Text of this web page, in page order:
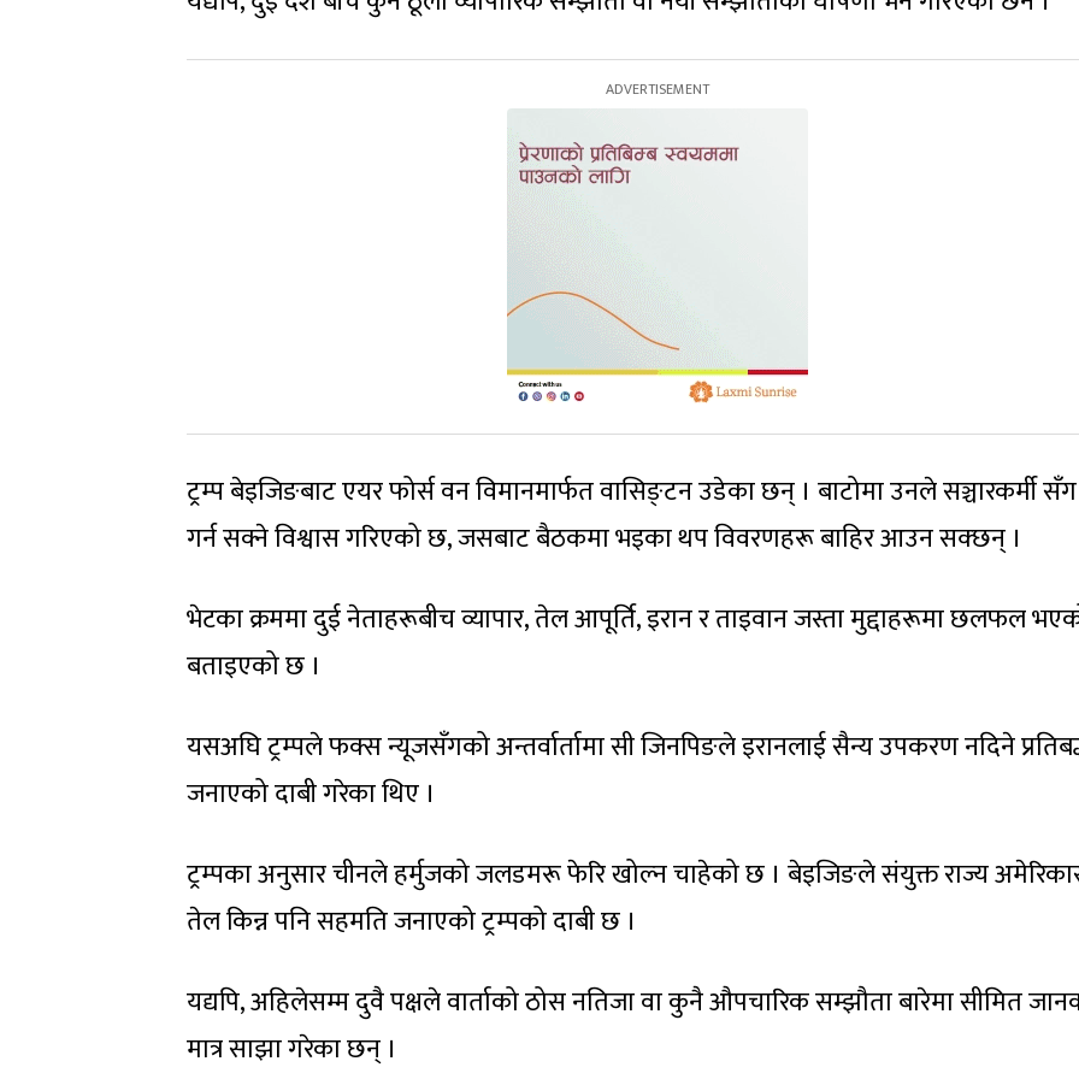
ट्रम्प बेइजिङबाट एयर फोर्स वन विमानमार्फत वासिङ्टन उडेका छन् । बाटोमा उनले सञ्चारकर्मी
गर्न सक्ने विश्वास गरिएको छ, जसबाट बैठकमा भइका थप विवरणहरू बाहिर आउन सक्छन् ।
भेटका क्रममा दुई नेताहरूबीच व्यापार, तेल आपूर्ति, इरान र ताइवान जस्ता मुद्दाहरूमा छलफल
बताइएको छ ।
यसअघि ट्रम्पले फक्स न्यूजसँगको अन्तर्वार्तामा सी जिनपिङले इरानलाई सैन्य उपकरण नदिने
जनाएको दाबी गरेका थिए ।
ट्रम्पका अनुसार चीनले हर्मुजको जलडमरू फेरि खोल्न चाहेको छ । बेइजिङले संयुक्त राज्य
तेल किन्न पनि सहमति जनाएको ट्रम्पको दाबी छ ।
यद्यपि, अहिलेसम्म दुवै पक्षले वार्ताको ठोस नतिजा वा कुनै औपचारिक सम्झौता बारेमा सीमित
मात्र साझा गरेका छन् ।